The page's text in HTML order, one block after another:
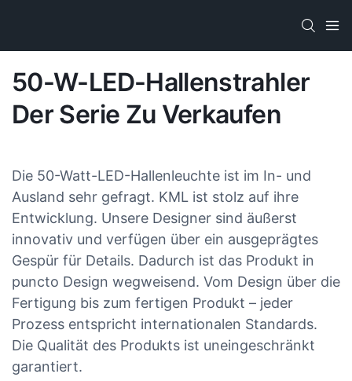
50-W-LED-Hallenstrahler
Der Serie Zu Verkaufen
Die 50-Watt-LED-Hallenleuchte ist im In- und
Ausland sehr gefragt. KML ist stolz auf ihre
Entwicklung. Unsere Designer sind äußerst
innovativ und verfügen über ein ausgeprägtes
Gespür für Details. Dadurch ist das Produkt in
puncto Design wegweisend. Vom Design über die
Fertigung bis zum fertigen Produkt – jeder
Prozess entspricht internationalen Standards.
Die Qualität des Produkts ist uneingeschränkt
garantiert.